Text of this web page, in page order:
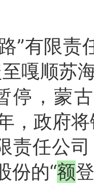
”有限责
嘎顺苏
停，蒙
，政府
责任公
份的“额